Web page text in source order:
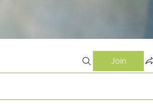
Join